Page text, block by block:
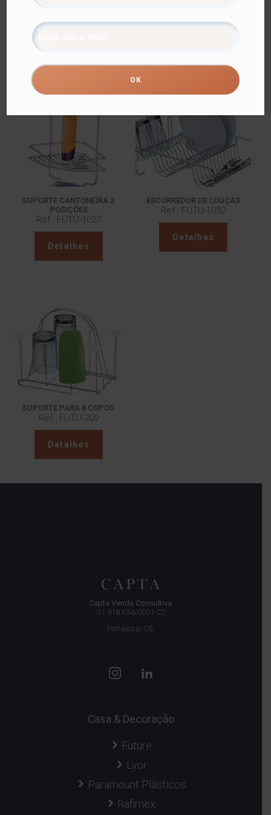
como vidros, espelhos, azulejos, cerâmicas não porosas,
pinturas lisas e brilhantes (epóxi) e laminados.
Incorreto: superfícies curvas e porosas, como papel de
Produtos relacionados
SUPORTE CANTONEIRA 2
POSIÇÕES
Ref.: FUTU-1027
Detalhes
ESCORREDOR DE LOUÇAS
Ref.: FUTU-1032
Detalhes
SUPORTE PARA 8 COPOS
Ref.: FUTU-209
Detalhes
Capta Venda Consultiva.
31.918.654/0001-22
Fortaleza, CE,
Casa & Decoração
Future
Lyor
Paramount Plásticos
Rafimex